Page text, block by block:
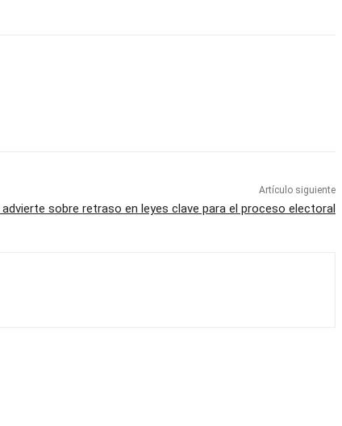
Artículo siguiente
advierte sobre retraso en leyes clave para el proceso electoral